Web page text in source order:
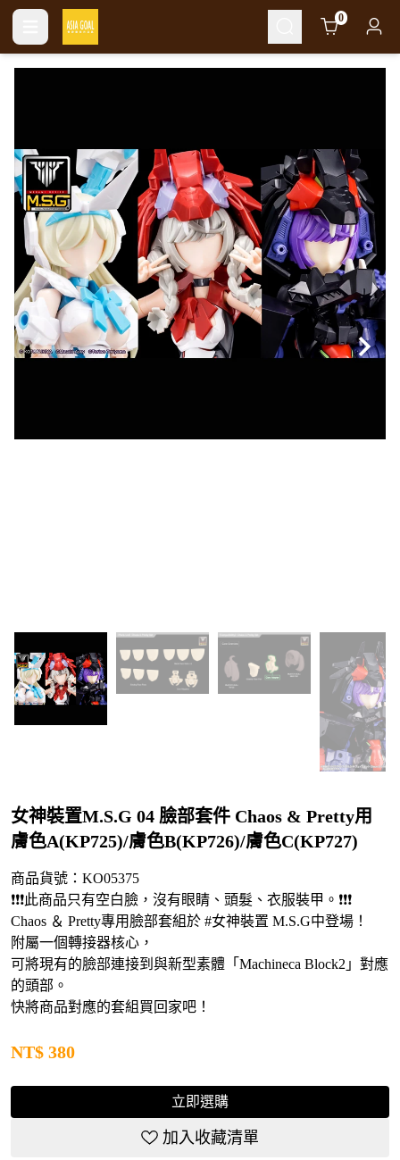
Cart 0
女神裝置M.S.G 04 臉部套件 Chaos & Pretty用
膚色A(KP725)/膚色B(KP726)/膚色C(KP727)
商品貨號：KO05375
❗❗❗此商品只有空白臉，沒有眼睛、頭髮、衣服裝甲。❗❗❗
Chaos ＆ Pretty專用臉部套組於 #女神裝置 M.S.G中登場！
附屬一個轉接器核心，
可將現有的臉部連接到與新型素體「Machineca Block2」對應
的頭部。
快將商品對應的套組買回家吧！
NT$ 380
立即選購
加入收藏清單